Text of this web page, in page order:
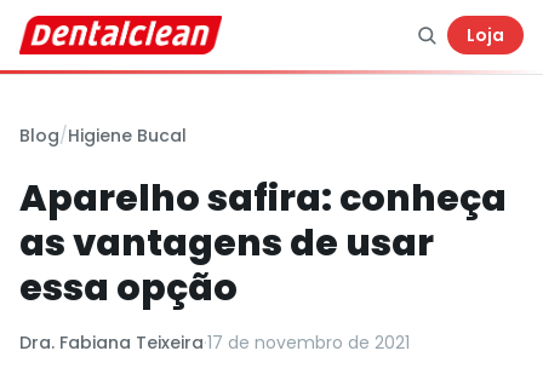
Loja
Blog/Higiene Bucal
Aparelho safira: conheça
as vantagens de usar
essa opção
Dra. Fabiana Teixeira·17 de novembro de 2021